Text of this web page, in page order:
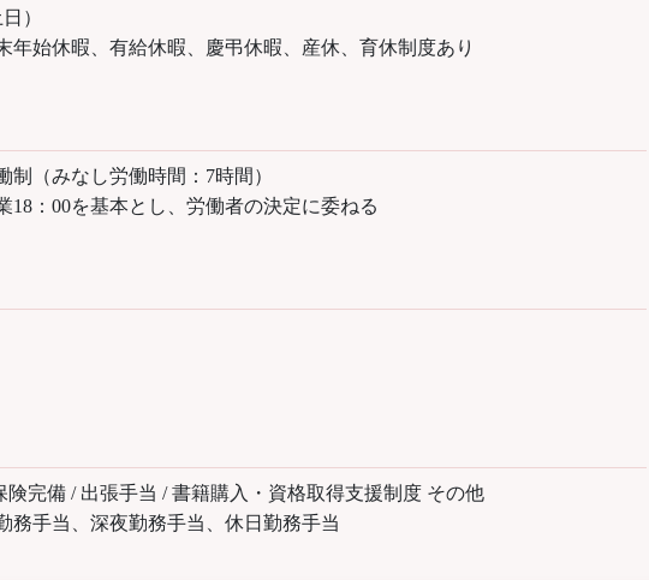
）
年始休暇、有給休暇、慶弔休暇、産休、育休制度あり
制（みなし労働時間：7時間）
：00を基本とし、労働者の決定に委ねる
険完備 / 出張手当 / 書籍購入・資格取得支援制度 その他
務手当、深夜勤務手当、休日勤務手当